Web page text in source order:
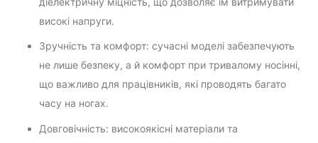
високі напруги.
Зручність та комфорт: сучасні моделі забезпечують
не лише безпеку, а й комфорт при тривалому носінні,
що важливо для працівників, які проводять багато
часу на ногах.
Довговічність: високоякісні матеріали та